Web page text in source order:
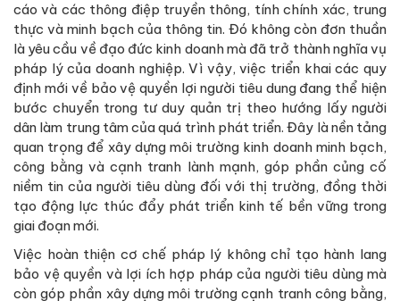
cáo và các thông điệp truyền thông, tính chính xác, trung
thực và minh bạch của thông tin. Đó không còn đơn thuần
là yêu cầu về đạo đức kinh doanh mà đã trở thành nghĩa vụ
pháp lý của doanh nghiệp. Vì vậy, việc triển khai các quy
định mới về bảo vệ quyền lợi người tiêu dung đang thể hiện
bước chuyển trong tư duy quản trị theo hướng lấy người
dân làm trung tâm của quá trình phát triển. Đây là nền tảng
quan trọng để xây dựng môi trường kinh doanh minh bạch,
công bằng và cạnh tranh lành mạnh, góp phần củng cố
niềm tin của người tiêu dùng đối với thị trường, đồng thời
tạo động lực thúc đẩy phát triển kinh tế bền vững trong
giai đoạn mới.
Việc hoàn thiện cơ chế pháp lý không chỉ tạo hành lang
bảo vệ quyền và lợi ích hợp pháp của người tiêu dùng mà
còn góp phần xây dựng môi trường cạnh tranh công bằng,